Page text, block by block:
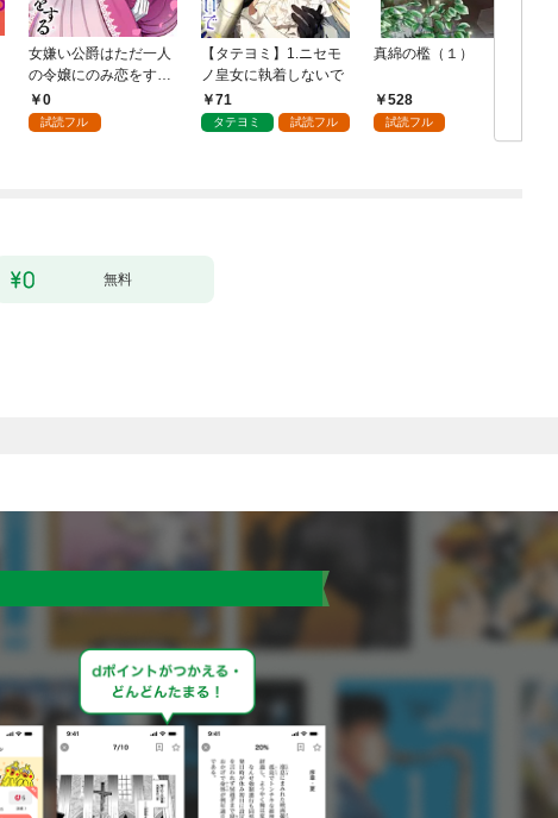
女嫌い公爵はただ一人
の令嬢にのみ恋をする
（分冊版）第１話
0
試読フル
【タテヨミ】1.ニセモ
ノ皇女に執着しないで
71
タテヨミ 試読フル
真綿の檻（１）
528
試読フル
無料